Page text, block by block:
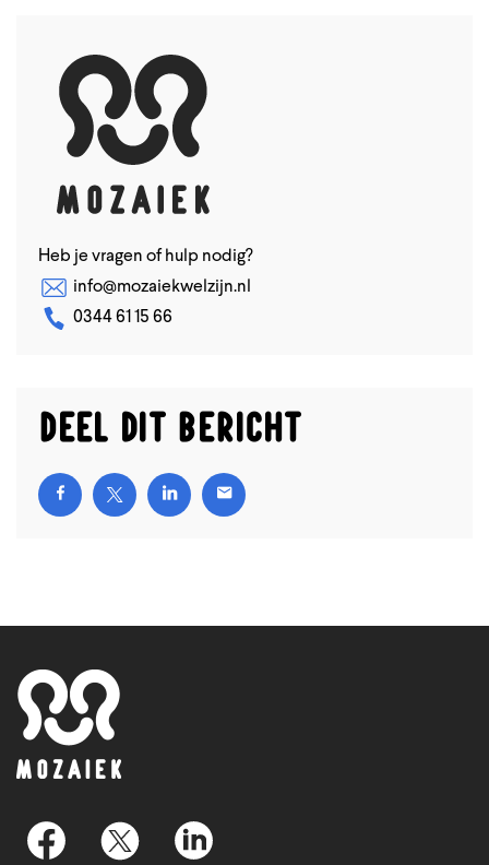
Heb je vragen of hulp nodig?
info@mozaiekwelzijn.nl
0344 61 15 66
Deel dit bericht